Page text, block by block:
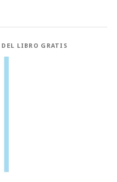
LIBRO GRATIS